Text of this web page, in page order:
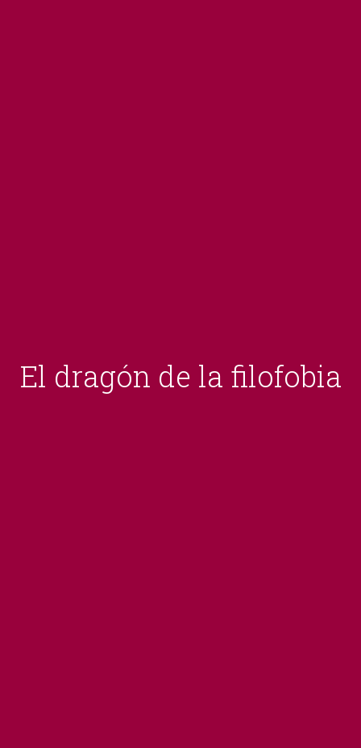
El dragón de la filofobia